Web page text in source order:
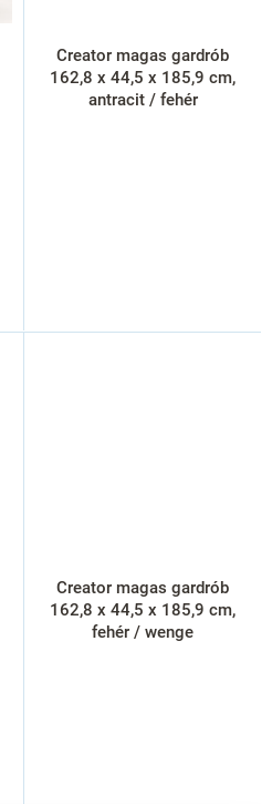
Creator magas gardrób
162,8 x 44,5 x 185,9 cm,
antracit / fehér
Creator magas gardrób
162,8 x 44,5 x 185,9 cm,
fehér / wenge